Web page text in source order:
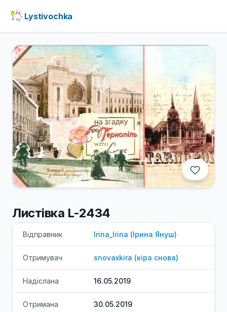
Lystivochka
Листівка L-2434
Відправник Irina_Irina (Ірина Януш)
Отримувач snovaxkira (кіра снова)
Надіслана 16.05.2019
Отримана 30.05.2019